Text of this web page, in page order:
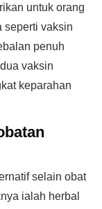
untuk orang
seperti vaksin
penuh
vaksin
keparahan
selain obat
ialah herbal